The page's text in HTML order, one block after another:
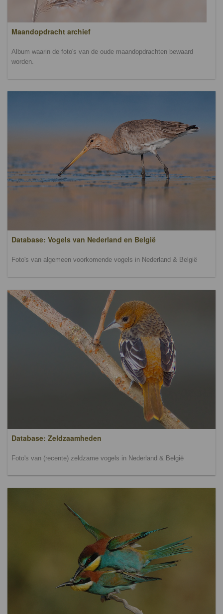
Maandopdracht archief
Album waarin de foto's van de oude maandopdrachten bewaard
worden.
Database: Vogels van Nederland en België
Foto's van algemeen voorkomende vogels in Nederland & België
Database: Zeldzaamheden
Foto's van (recente) zeldzame vogels in Nederland & België